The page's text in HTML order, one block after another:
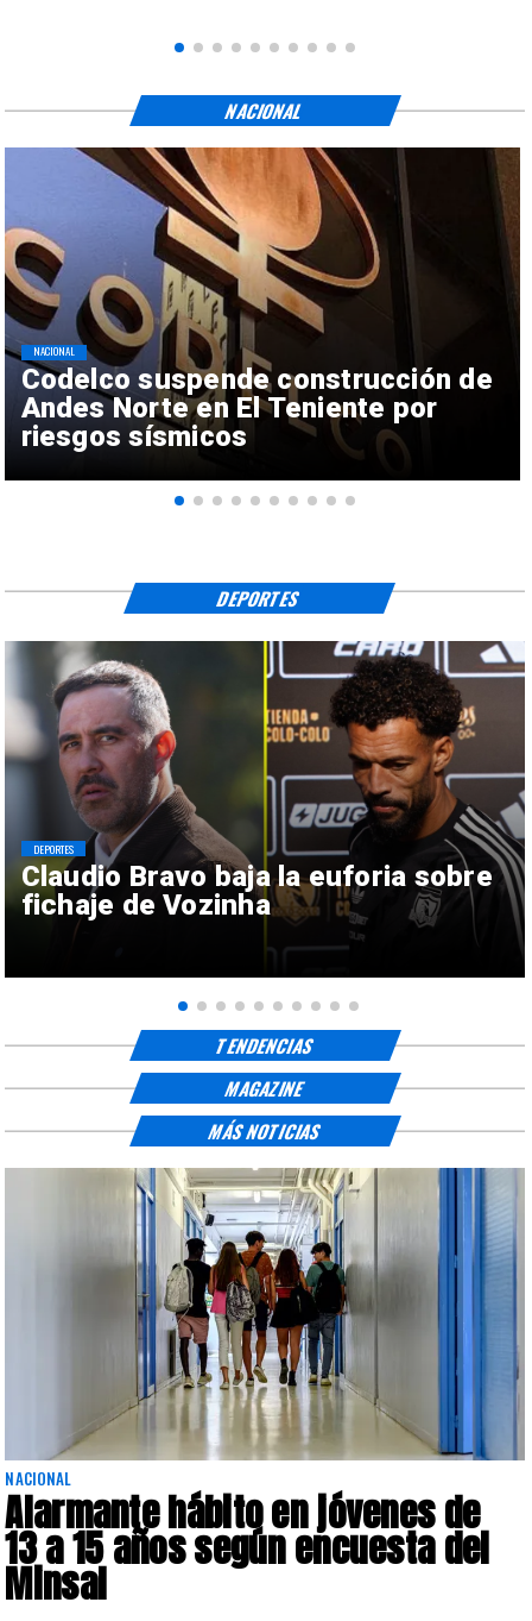
Codelco suspende construcción de
Andes Norte en El Teniente por
riesgos sísmicos
NACIONAL
NACIONAL
Claudio Bravo baja la euforia sobre
fichaje de Vozinha
DEPORTES
DEPORTES
TENDENCIAS
MAGAZINE
NACIONAL
Alarmante hábito en jóvenes de
13 a 15 años según encuesta del
Minsal
MÁS NOTICIAS